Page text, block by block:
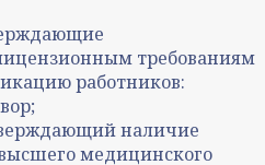
требованиям
работников:
наличие
медицинского